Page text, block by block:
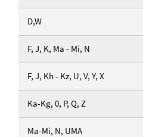
D,W
F, J, K, Ma - Mi, N
F, J, Kh - Kz, U, V, Y, X
Ka-Kg, 0, P, Q, Z
Ma-Mi, N, UMA